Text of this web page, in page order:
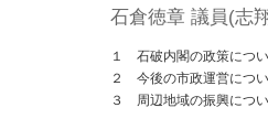
石倉徳章 議員(志
１ 石破内閣の政策につ
２ 今後の市政運営につ
３ 周辺地域の振興につ